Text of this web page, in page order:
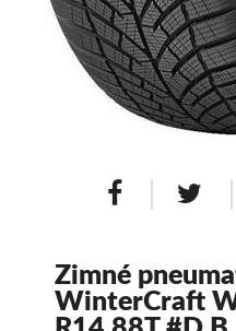
Hliníkové / ALU disky /
Plechové
Puklice na kolesá
Zimné
WinterCraft